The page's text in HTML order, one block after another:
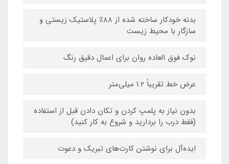
بدنه خودکار ساخته شده از ۸۸٪ پلاستیک زیستی و
سازگار با محیط زیست
نوک فوق العاده روان برای اعمال دقیق رنگ
عرض خط تقریباً 1.2 میلی‌متر
بدون نیاز به پلمپ کردن و تکان دادن قبل از استفاده
(فقط درب را بردارید و شروع به کار کنید)
ایده‌آل برای نوشتن کارت‌های تبریک و دعوت